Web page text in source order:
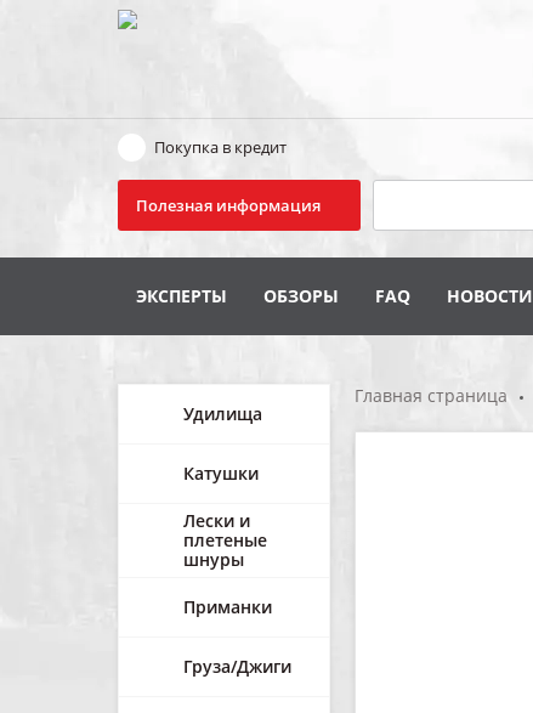
Покупка в кредит
Полезная информация
ЭКСПЕРТЫ ОБЗОРЫ FAQ НОВОСТИ
Главная страница
Удилища
Катушки
Лески и
плетеные
шнуры
Приманки
Груза/Джиги